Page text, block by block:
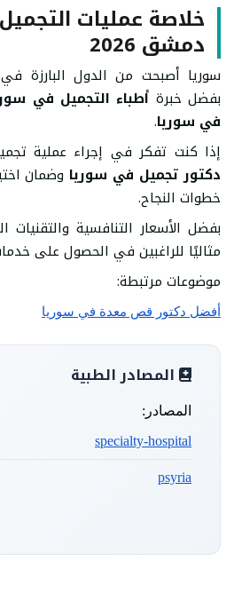
خلاصة عمليات
دمشق 2026
سوريا أصبحت من الدول البارزة في
بفضل خبرة أطباء التجميل في
في سوريا.
إذا كنت تفكر في إجراء عملية
دكتور تجميل في سوريا وضمان
خطوات النجاح.
بفضل الأسعار التنافسية والتقنيات
مثاليًا للراغبين في الحصول على
موضوعات مرتبطة:
أفضل دكتور قص معدة في سوريا
المصادر الطبية
المصادر:
specialty-hospital
psyria